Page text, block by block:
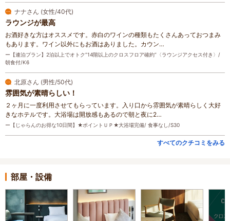
ナナさん (女性/40代)
ラウンジが最高
お酒好きな方はオススメです。赤白のワインの種類もたくさんあっておつまみ
もあります。ワイン以外にもお酒はありました。カウン…
ー【連泊プラン】2泊以上でオトク”14階以上のクロスフロア確約”〈ラウンジアクセス付き〉/
朝食付/K6
北原さん (男性/50代)
雰囲気が素晴らしい！
２ヶ月に一度利用させてもらっています。入り口から雰囲気が素晴らしく大好
きなホテルです。大浴場は開放感もあるので朝と夜に2…
ー【じゃらんのお得な10日間】★ポイントＵＰ★大浴場完備/ 食事なし/S30
すべてのクチコミをみる
部屋・設備